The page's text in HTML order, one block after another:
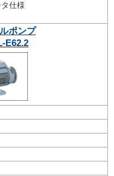
仕様
ポンプ
E62.2